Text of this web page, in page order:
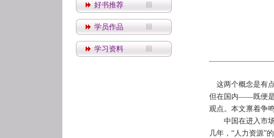
好书推荐
学员作品
学习资料
这两个概念是有
但在国内——既便是
观点。本文禀着争
中国在进入市场
几年，“人力资源”